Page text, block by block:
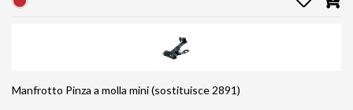
Manfrotto Pinza a molla mini (sostituisce 2891)